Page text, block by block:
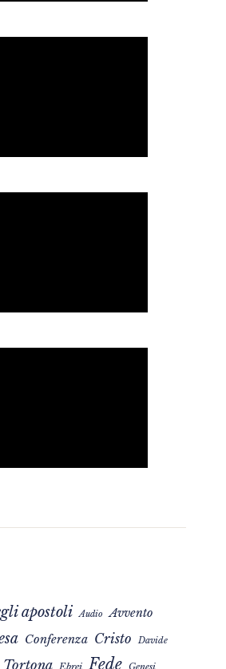
apostoli Audio Avvento
Conferenza Cristo Davide
Tortona Ebrei Fede Genesi